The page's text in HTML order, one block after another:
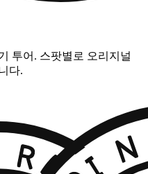
투어. 스팟별로 오리지널
다.